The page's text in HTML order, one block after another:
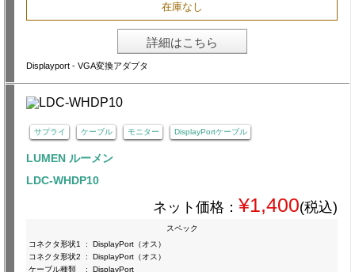
在庫なし
詳細はこちら
Displayport - VGA変換アダプタ
サプライ ケーブル モニター DisplayPortケーブル
LUMEN ルーメン
LDC-WHDP10
ネット価格： ¥1,400(税込)
スペック
コネクタ形状1
:
DisplayPort（オス）
コネクタ形状2
:
DisplayPort（オス）
ケーブル種類
: DisplayPort